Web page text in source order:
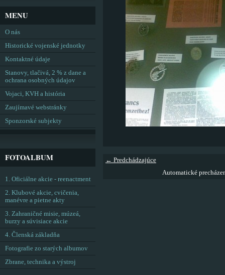
← Predchádzajúce
Automatické
MENU
O nás
Historické vojenské jednotky
Kontaktné údaje
Stanovy, tlačivá, 2 % z dane a
ochrana osobných údajov
Vojaci, KVH a história
Zaujímavé webstránky
Sponzorské subjekty
FOTOALBUM
1. Oficiálne akcie - reenactment
2. Klubové akcie, cvičenia,
manévre a pietne akty
3. Zahraničné misie, múzeá,
burzy a súvisiace akcie
4. Členská základňa
Fotografie zo starých albumov
Zbrane, technika a výstroj